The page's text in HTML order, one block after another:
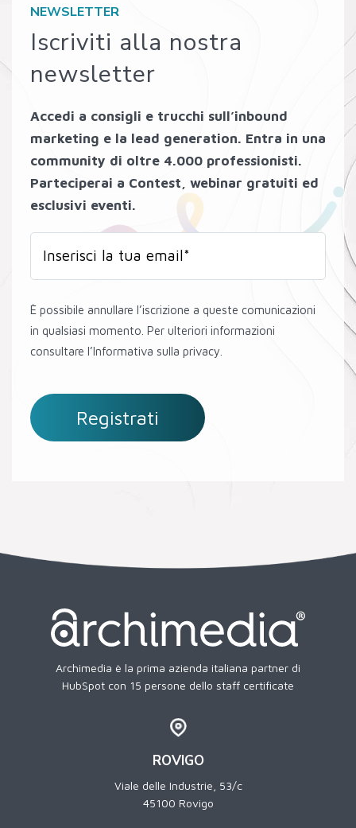
NEWSLETTER
Iscriviti alla nostra
newsletter
Accedi a consigli e trucchi sull’inbound
marketing e la lead generation. Entra in una
community di oltre 4.000 professionisti.
Parteciperai a Contest, webinar gratuiti ed
esclusivi eventi.
È possibile annullare l’iscrizione a queste comunicazioni
in qualsiasi momento. Per ulteriori informazioni
consultare l’Informativa sulla privacy.
Archimedia è la prima azienda italiana partner di
HubSpot con 15 persone dello staff certificate
ROVIGO
Viale delle Industrie, 53/c
45100 Rovigo